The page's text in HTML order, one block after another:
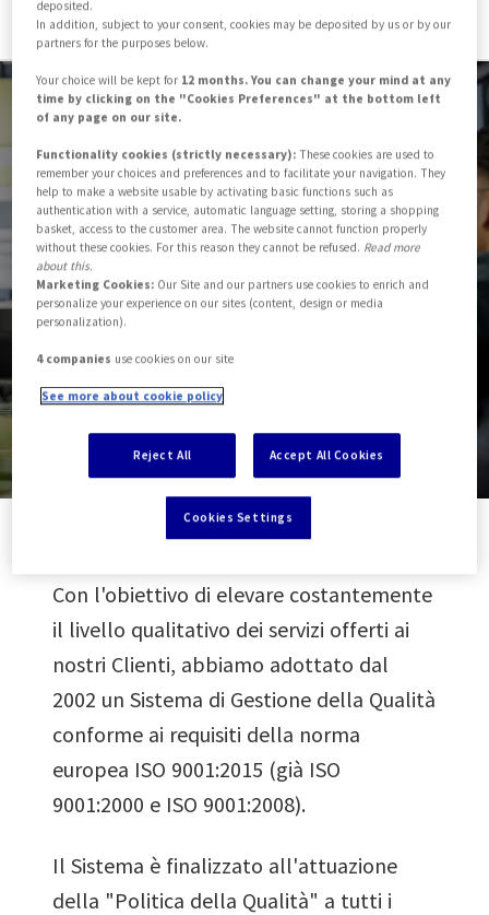
EN IT
Qualità (ISO9001:2015)
Con l'obiettivo di elevare costantemente
il livello qualitativo dei servizi offerti ai
nostri Clienti, abbiamo adottato dal
2002 un Sistema di Gestione della Qualità
conforme ai requisiti della norma
europea ISO 9001:2015 (già ISO
9001:2000 e ISO 9001:2008).
Il Sistema è finalizzato all'attuazione
della "Politica della Qualità" a tutti i
deposited.
In addition, subject to your consent, cookies may be deposited by us or by our
partners for the purposes below.
Your choice will be kept for 12 months. You can change your mind at any
time by clicking on the "Cookies Preferences" at the bottom left
of any page on our site.
Functionality cookies (strictly necessary): These cookies are used to
remember your choices and preferences and to facilitate your navigation. They
help to make a website usable by activating basic functions such as
authentication with a service, automatic language setting, storing a shopping
basket, access to the customer area. The website cannot function properly
without these cookies. For this reason they cannot be refused. Read more
about this.
Marketing Cookies: Our Site and our partners use cookies to enrich and
personalize your experience on our sites (content, design or media
personalization).
4 companies use cookies on our site
See more about cookie policy
Reject All Accept All Cookies
Cookies Settings